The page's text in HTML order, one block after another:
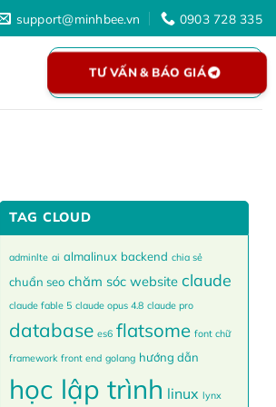
support@minhbee.vn 0903 728 335
TƯ VẤN & BÁO GIÁ
TAG CLOUD
adminlte ai almalinux backend chia sẻ
chuẩn seo chăm sóc website claude
claude fable 5 claude opus 4.8 claude pro
database es6 flatsome font chữ
framework front end golang hướng dẫn
học lập trình linux lynx